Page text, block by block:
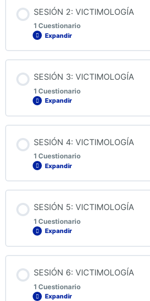
QUIZ 1: VICTIMOLOGÍA
SESIÓN 2: VICTIMOLOGÍA
1 Cuestionario
Expandir
QUIZ 2: VICTIMOLOGÍA
SESIÓN 3: VICTIMOLOGÍA
1 Cuestionario
Expandir
QUIZ 3: VICTIMOLOGÍA
SESIÓN 4: VICTIMOLOGÍA
1 Cuestionario
Expandir
QUIZ 4: VICTIMOLOGÍA
SESIÓN 5: VICTIMOLOGÍA
1 Cuestionario
Expandir
SESIÓN 6: VICTIMOLOGÍA
1 Cuestionario
Expandir